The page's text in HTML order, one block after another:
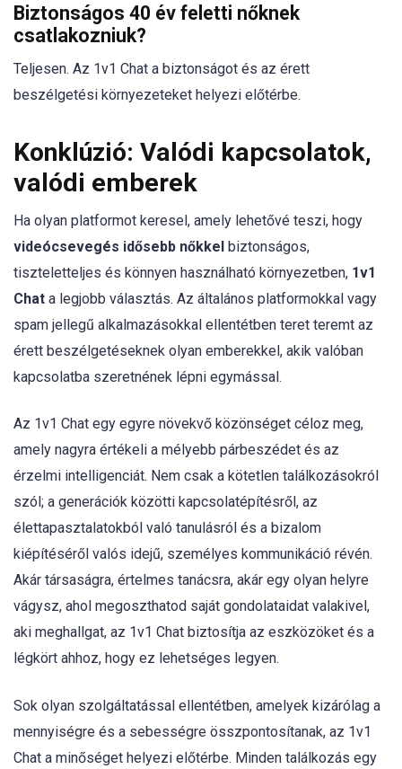
Biztonságos 40 év feletti nőknek
csatlakozniuk?
Teljesen. Az 1v1 Chat a biztonságot és az érett
beszélgetési környezeteket helyezi előtérbe.
Konklúzió: Valódi kapcsolatok,
valódi emberek
Ha olyan platformot keresel, amely lehetővé teszi, hogy
videócsevegés idősebb nőkkel biztonságos,
tiszteletteljes és könnyen használható környezetben, 1v1
Chat a legjobb választás. Az általános platformokkal vagy
spam jellegű alkalmazásokkal ellentétben teret teremt az
érett beszélgetéseknek olyan emberekkel, akik valóban
kapcsolatba szeretnének lépni egymással.
Az 1v1 Chat egy egyre növekvő közönséget céloz meg,
amely nagyra értékeli a mélyebb párbeszédet és az
érzelmi intelligenciát. Nem csak a kötetlen találkozásokról
szól; a generációk közötti kapcsolatépítésről, az
élettapasztalatokból való tanulásról és a bizalom
kiépítéséről valós idejű, személyes kommunikáció révén.
Akár társaságra, értelmes tanácsra, akár egy olyan helyre
vágysz, ahol megoszthatod saját gondolataidat valakivel,
aki meghallgat, az 1v1 Chat biztosítja az eszközöket és a
légkört ahhoz, hogy ez lehetséges legyen.
Sok olyan szolgáltatással ellentétben, amelyek kizárólag a
mennyiségre és a sebességre összpontosítanak, az 1v1
Chat a minőséget helyezi előtérbe. Minden találkozás egy